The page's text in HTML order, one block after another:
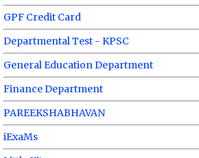
GPF Credit Card
Departmental Test - KPSC
General Education Department
Finance Department
PAREEKSHABHAVAN
iExaMs